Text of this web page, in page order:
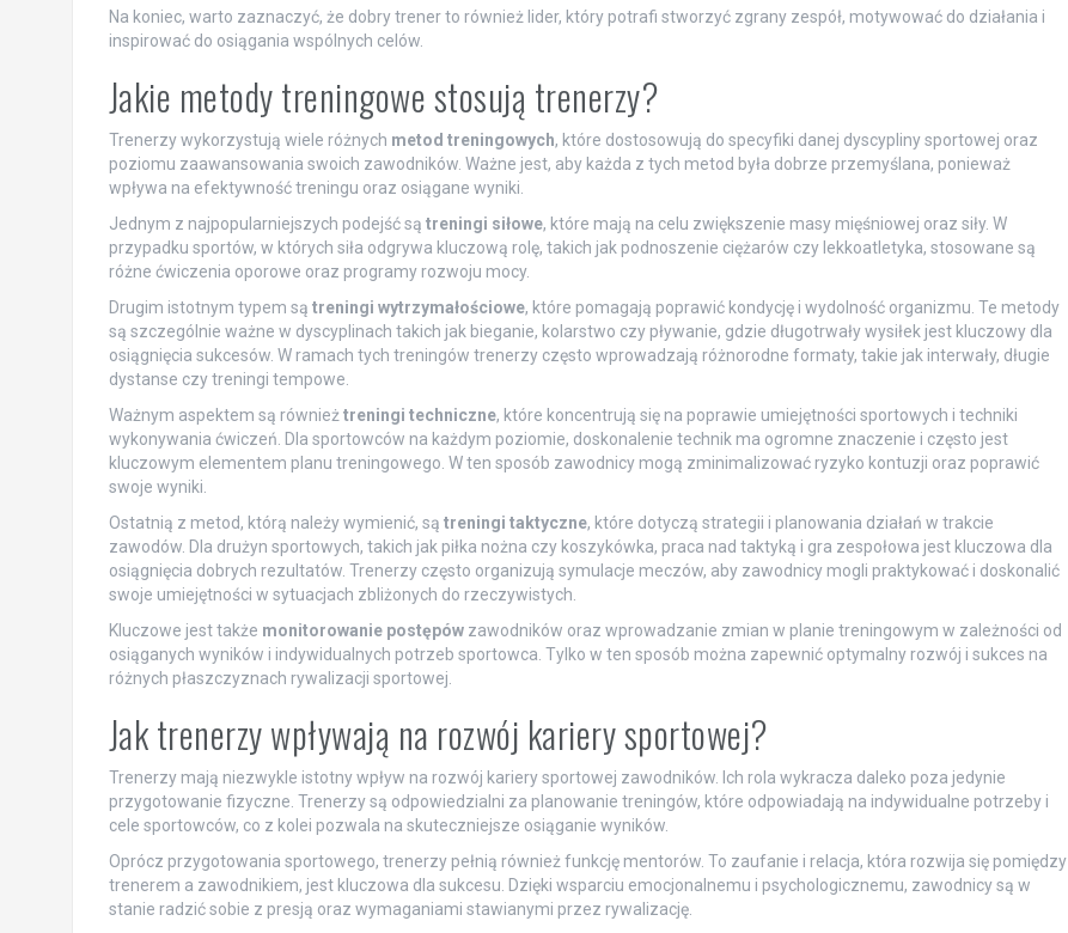
Na koniec, warto zaznaczyć, że dobry trener to również lider, który potrafi stworzyć zgrany zespół, motywować do działania i
inspirować do osiągania wspólnych celów.
Jakie metody treningowe stosują trenerzy?
Trenerzy wykorzystują wiele różnych metod treningowych, które dostosowują do specyfiki danej dyscypliny sportowej oraz
poziomu zaawansowania swoich zawodników. Ważne jest, aby każda z tych metod była dobrze przemyślana, ponieważ
wpływa na efektywność treningu oraz osiągane wyniki.
Jednym z najpopularniejszych podejść są treningi siłowe, które mają na celu zwiększenie masy mięśniowej oraz siły. W
przypadku sportów, w których siła odgrywa kluczową rolę, takich jak podnoszenie ciężarów czy lekkoatletyka, stosowane są
różne ćwiczenia oporowe oraz programy rozwoju mocy.
Drugim istotnym typem są treningi wytrzymałościowe, które pomagają poprawić kondycję i wydolność organizmu. Te metody
są szczególnie ważne w dyscyplinach takich jak bieganie, kolarstwo czy pływanie, gdzie długotrwały wysiłek jest kluczowy dla
osiągnięcia sukcesów. W ramach tych treningów trenerzy często wprowadzają różnorodne formaty, takie jak interwały, długie
dystanse czy treningi tempowe.
Ważnym aspektem są również treningi techniczne, które koncentrują się na poprawie umiejętności sportowych i techniki
wykonywania ćwiczeń. Dla sportowców na każdym poziomie, doskonalenie technik ma ogromne znaczenie i często jest
kluczowym elementem planu treningowego. W ten sposób zawodnicy mogą zminimalizować ryzyko kontuzji oraz poprawić
swoje wyniki.
Ostatnią z metod, którą należy wymienić, są treningi taktyczne, które dotyczą strategii i planowania działań w trakcie
zawodów. Dla drużyn sportowych, takich jak piłka nożna czy koszykówka, praca nad taktyką i gra zespołowa jest kluczowa dla
osiągnięcia dobrych rezultatów. Trenerzy często organizują symulacje meczów, aby zawodnicy mogli praktykować i doskonalić
swoje umiejętności w sytuacjach zbliżonych do rzeczywistych.
Kluczowe jest także monitorowanie postępówzawodników oraz wprowadzanie zmian w planie treningowym w zależności od
osiąganych wyników i indywidualnych potrzeb sportowca. Tylko w ten sposób można zapewnić optymalny rozwój i sukces na
różnych płaszczyznach rywalizacji sportowej.
Jak trenerzy wpływają na rozwój kariery sportowej?
Trenerzy mają niezwykle istotny wpływ na rozwój kariery sportowej zawodników. Ich rola wykracza daleko poza jedynie
przygotowanie fizyczne. Trenerzy są odpowiedzialni za planowanie treningów, które odpowiadają na indywidualne potrzeby i
cele sportowców, co z kolei pozwala na skuteczniejsze osiąganie wyników.
Oprócz przygotowania sportowego, trenerzy pełnią również funkcję mentorów. To zaufanie i relacja, która rozwija się pomiędzy
trenerem a zawodnikiem, jest kluczowa dla sukcesu. Dzięki wsparciu emocjonalnemu i psychologicznemu, zawodnicy są w
stanie radzić sobie z presją oraz wymaganiami stawianymi przez rywalizację.